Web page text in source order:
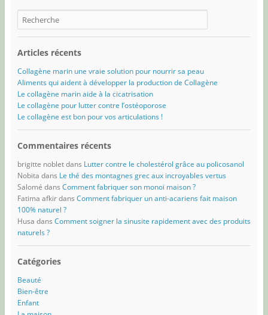
Articles récents
Collagène marin une vraie solution pour nourrir sa peau
Aliments qui aident à développer la production de Collagène
Le collagène marin aide à la cicatrisation
Le collagène pour lutter contre l’ostéoporose
Le collagène est bon pour vos articulations !
Commentaires récents
brigitte nobletdans Lutter contre le cholestérol grâce au policosanol
Nobita dans Le thé des montagnes grec aux incroyables vertus
Salomé dans Comment fabriquer son monoï maison ?
Fatima afkirdans Comment fabriquer un anti-acariens fait maison
100% naturel ?
Husa dans Comment soigner la sinusite rapidement avec des produits
naturels ?
Catégories
Beauté
Bien-être
Enfant